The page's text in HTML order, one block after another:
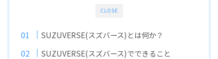
CLOSE
SUZUVERSE(スズバース)とは何か？
SUZUVERSE(スズバース)でできること